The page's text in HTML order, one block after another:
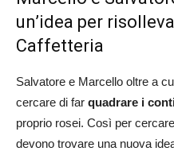
un’idea per
Caffetteria
Salvatore e Marcello oltre a
cercare di far quadrare i
proprio rosei. Così per
devono trovare una nuova